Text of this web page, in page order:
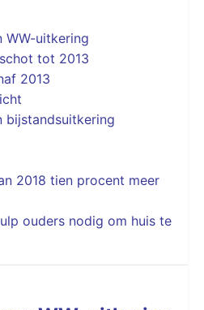
WW-uitkering
tot 2013
2013
bijstandsuitkering
2018 tien procent meer
ouders nodig om huis te